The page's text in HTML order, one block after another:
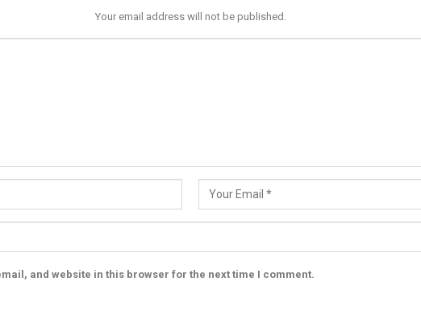
Your email address will not be published.
and website in this browser for the next time I comment.